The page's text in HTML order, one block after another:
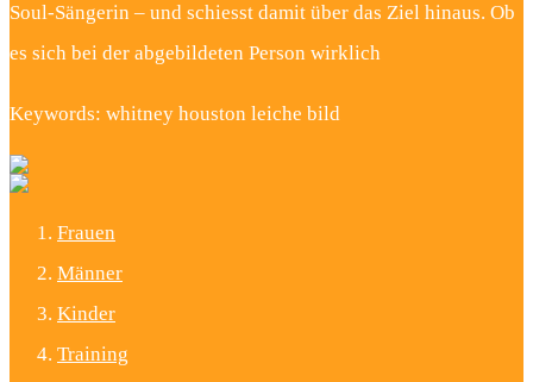
Soul-Sängerin – und schiesst damit über das Ziel hinaus. Ob
es sich bei der abgebildeten Person wirklich
Keywords: whitney houston leiche bild
Frauen
Männer
Kinder
Training